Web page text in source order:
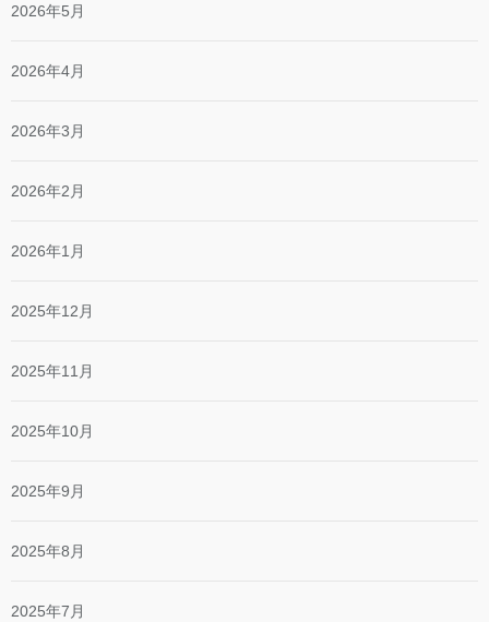
2026年5月
2026年4月
2026年3月
2026年2月
2026年1月
2025年12月
2025年11月
2025年10月
2025年9月
2025年8月
2025年7月